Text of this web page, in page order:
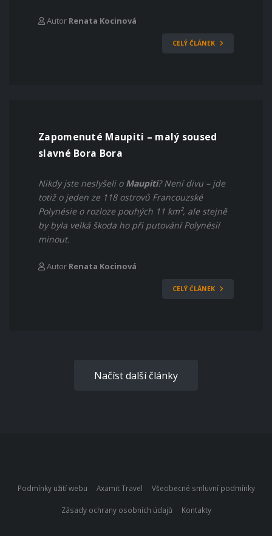
Autor Renata Kocinová
CELÝ ČLÁNEK
Zapomenuté Maupiti – malý soused
slavné Bora Bora
Nikdy jste neslyšeli o Maupiti? Není divu – jde
totiž o jeden ze 118 ostrovů Francouzské
Polynésie o rozloze pouhých 11 km², ale stejně
by byla velká škoda ho při putování Polynésií
minout.
Autor Renata Kocinová
CELÝ ČLÁNEK
Načíst další články
Podmínky užití webu Axamit Travel Všeobecné smluvní podmínky
Zásady ochrany osobních údajů Kontakty